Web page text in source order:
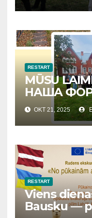
RESTART
MŪSU
НАША
OKT 21, 2025
RESTART
Viens
Bausku —